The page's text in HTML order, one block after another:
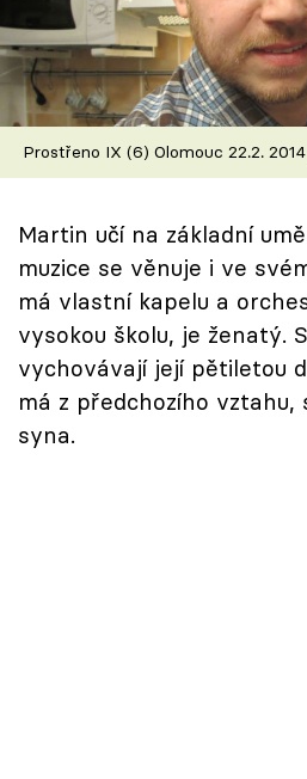
Články
TV Program
Škola vaření
Speciál: Cuketa
Těhotnej kuchař
Sledujte prima+
Přihlášení
Prostřeno IX (6) Olomouc 22.2.
Martin učí na základní
muzice se věnuje i ve
má vlastní kapelu a
vysokou školu, je ženatý.
vychovávají její pětiletou
má z předchozího vztahu,
syna.